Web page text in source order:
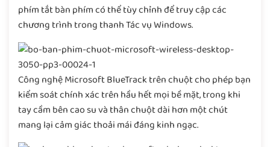
phím tắt bàn phím có thể tùy chỉnh để truy cập các
chương trình trong thanh Tác vụ Windows.
Công nghệ Microsoft BlueTrack trên chuột cho phép bạn
kiểm soát chính xác trên hầu hết mọi bề mặt, trong khi
tay cầm bên cao su và thân chuột dài hơn một chút
mang lại cảm giác thoải mái đáng kinh ngạc.